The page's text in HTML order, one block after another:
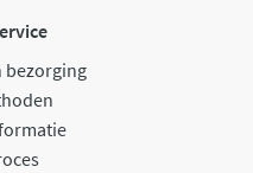
bezorging